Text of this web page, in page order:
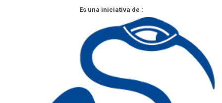
Es una iniciativa de :